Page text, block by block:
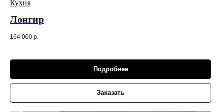
Кухня
Лонгир
164 000 р.
Подробнее
Заказать